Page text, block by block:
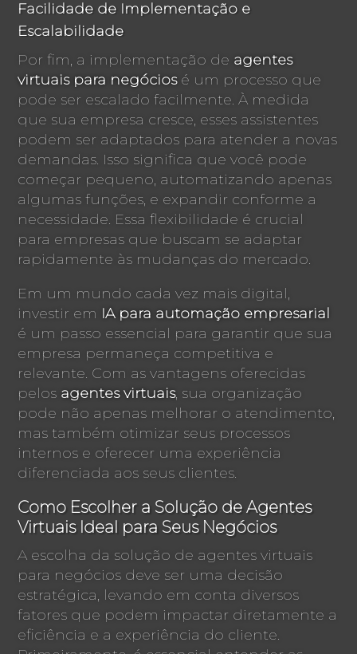
Facilidade de Implementação e
Escalabilidade
Por fim, a implementação de agentes
virtuais para negóciosé um processo que
pode ser escalado facilmente. À medida
que sua empresa cresce, esses assistentes
podem ser adaptados para atender a novas
demandas. Isso significa que você pode
começar pequeno, automatizando apenas
algumas funções, e expandir conforme a
necessidade. Essa flexibilidade é crucial
para empresas que buscam se adaptar
rapidamente às mudanças do mercado.
Em um mundo cada vez mais digital,
investir em IA para automação empresarial
é um passo essencial para garantir que sua
empresa permaneça competitiva e
relevante. Com as vantagens oferecidas
pelos agentes virtuais, sua organização
pode não apenas melhorar o atendimento,
mas também otimizar seus processos
internos e oferecer uma experiência
diferenciada aos seus clientes.
Como Escolher a Solução de Agentes
Virtuais Ideal para Seus Negócios
A escolha da solução de agentes virtuais
para negócios deve ser uma decisão
estratégica, levando em conta diversos
fatores que podem impactar diretamente a
eficiência e a experiência do cliente.